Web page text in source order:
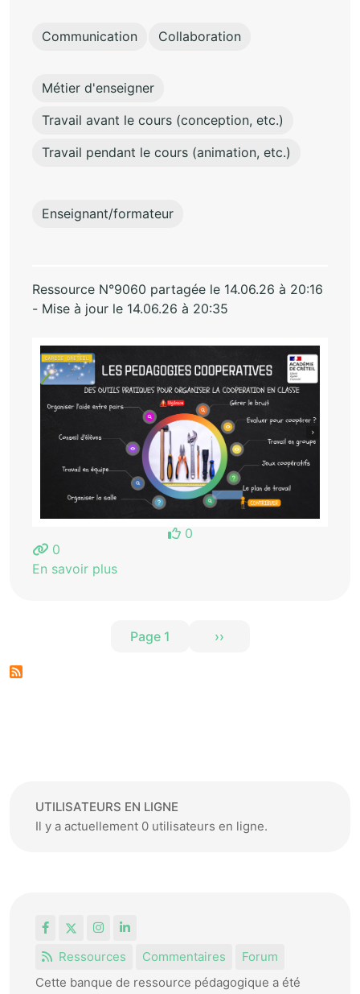
Communication Collaboration
Métier d'enseigner
Travail avant le cours (conception, etc.)
Travail pendant le cours (animation, etc.)
Enseignant/formateur
Ressource N°9060 partagée le 14.06.26 à 20:16
- Mise à jour le 14.06.26 à 20:35
0
0
En savoir plus
Page 1 ››
UTILISATEURS EN LIGNE
Il y a actuellement 0 utilisateurs en ligne.
FacebookInstagram
LinkedIn
Ressources
Commentaires
Forum
Cette banque de ressource pédagogique a été